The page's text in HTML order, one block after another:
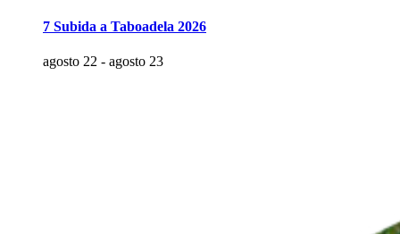
7 Subida a Taboadela 2026
agosto 22 - agosto 23